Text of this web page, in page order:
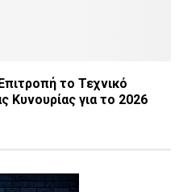
το Τεχνικό
Κυνουρίας για το 2026